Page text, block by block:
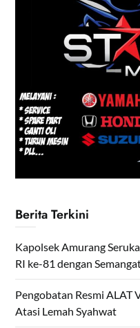
Berita Terkini
Kapolsek Amurang
RI ke-81 dengan
Pengobatan Resmi ALAT
Atasi Lemah Syahwat